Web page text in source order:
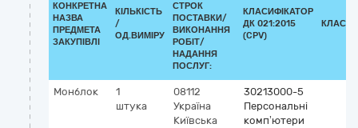
КОНКРЕТНА
НАЗВА
ПРЕДМЕТА
ЗАКУПІВЛІ
КІЛЬКІСТЬ
/
ОД.ВИМІРУ
СТРОК
ПОСТАВКИ/
ВИКОНАННЯ
РОБІТ/
НАДАННЯ
ПОСЛУГ:
КЛАСИФІКАТОР
ДК 021:2015
(CPV)
Монблок
1
штука
08112
Україна
Київська
30213000-5
Персональні
комп’ютери